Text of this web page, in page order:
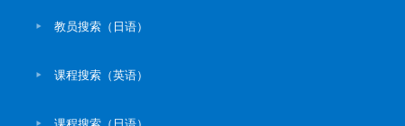
教员搜索（日语）
课程搜索（英语）